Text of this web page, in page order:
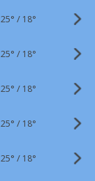
25° / 18°
25° / 18°
25° / 18°
25° / 18°
25° / 18°